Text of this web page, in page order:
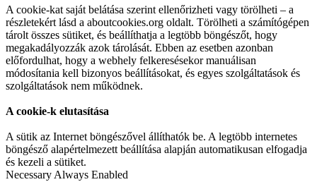
A cookie-kat saját belátása szerint ellenőrizheti vagy törölheti – a
részletekért lásd a aboutcookies.org oldalt. Törölheti a számítógépen
tárolt összes sütiket, és beállíthatja a legtöbb böngészőt, hogy
megakadályozzák azok tárolását. Ebben az esetben azonban
előfordulhat, hogy a webhely felkeresésekor manuálisan
módosítania kell bizonyos beállításokat, és egyes szolgáltatások és
szolgáltatások nem működnek.
A cookie-k elutasítása
A sütik az Internet böngészővel állíthatók be. A legtöbb internetes
böngésző alapértelmezett beállítása alapján automatikusan elfogadja
és kezeli a sütiket.
Necessary Always Enabled